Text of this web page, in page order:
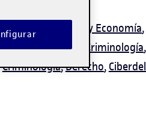
Derecho, Política y Economía,
de Derecho y Criminología,
Criminología,Derecho,